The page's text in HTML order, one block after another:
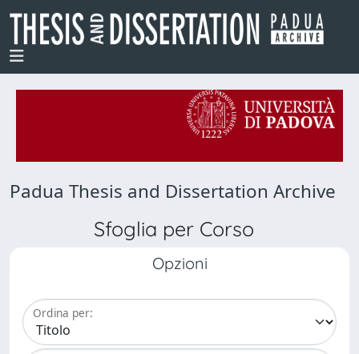
Padua Thesis and Dissertation Archive
Sfoglia per Corso
Opzioni
Ordina per: